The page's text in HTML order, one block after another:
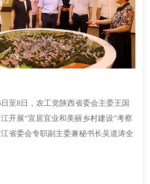
至8日，农工党陕西省委会主委王国
开展“宜居宜业和美丽乡村建设”考察
省委会专职副主委兼秘书长吴道涛全